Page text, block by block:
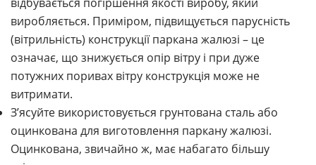
виробляється. Приміром, підвищується парусність
(вітрильність) конструкції паркана жалюзі – це
означає, що знижується опір вітру і при дуже
потужних поривах вітру конструкція може не
витримати.
З’ясуйте використовується грунтована сталь або
оцинкована для виготовлення паркану жалюзі.
Оцинкована, звичайно ж, має набагато більшу